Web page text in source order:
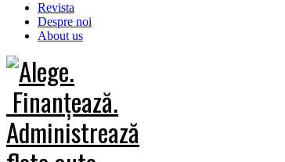
Revista
Despre noi
About us